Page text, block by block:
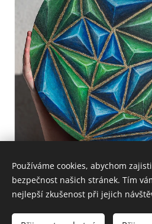
Používáme cookies, abychom
bezpečnost našich stránek. Tím
nejlepší zkušenost při jejich